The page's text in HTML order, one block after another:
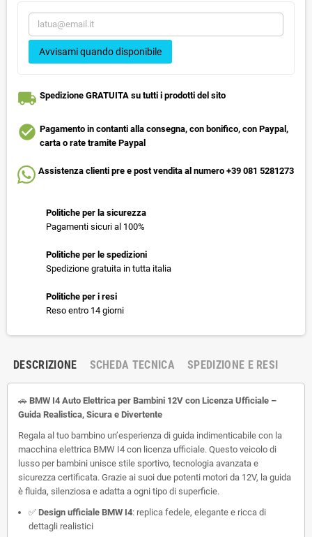
Avvisami quando disponibile
local_shipping Spedizione GRATUITA su tutti i prodotti del sito
check_circle Pagamento in contanti alla consegna, con bonifico, con Paypal,
carta o rate tramite Paypal
Assistenza clienti pre e post vendita al numero +39 081 5281273
Politiche per la sicurezza
Pagamenti sicuri al 100%
Politiche per le spedizioni
Spedizione gratuita in tutta italia
Politiche per i resi
Reso entro 14 giorni
DESCRIZIONE SCHEDA TECNICA SPEDIZIONE E RESI
🚗 BMW I4 Auto Elettrica per Bambini 12V con Licenza Ufficiale –
Guida Realistica, Sicura e Divertente
Regala al tuo bambino un’esperienza di guida indimenticabile con la
macchina elettrica BMW I4 con licenza ufficiale. Questo veicolo di
lusso per bambini unisce stile sportivo, tecnologia avanzata e
sicurezza certificata. Grazie ai suoi due potenti motori da 12V, la guida
è fluida, silenziosa e adatta a ogni tipo di superficie.
✅ Design ufficiale BMW I4: replica fedele, elegante e ricca di
dettagli realistici